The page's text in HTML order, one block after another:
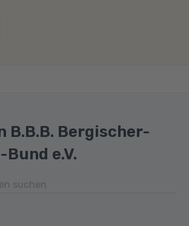
B.B.B. Bergischer-
e.V.